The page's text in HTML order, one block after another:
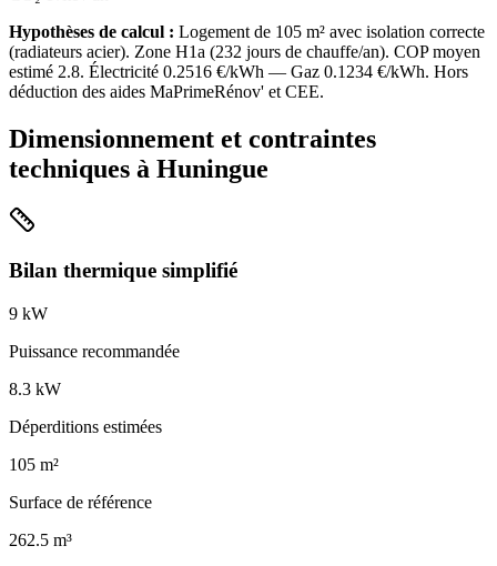
Hypothèses de calcul : Logement de 105 m² avec isolation correcte
(radiateurs acier). Zone H1a (232 jours de chauffe/an). COP moyen
estimé 2.8. Électricité 0.2516 €/kWh — Gaz 0.1234 €/kWh. Hors
déduction des aides MaPrimeRénov' et CEE.
Dimensionnement et contraintes
techniques à Huningue
Bilan thermique simplifié
9 kW
Puissance recommandée
8.3 kW
Déperditions estimées
105 m²
Surface de référence
262.5 m³